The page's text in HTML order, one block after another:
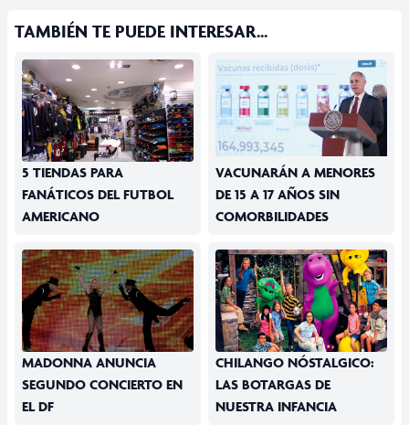
TAMBIÉN TE PUEDE INTERESAR...
5 TIENDAS PARA
FANÁTICOS DEL FUTBOL
AMERICANO
VACUNARÁN A MENORES
DE 15 A 17 AÑOS SIN
COMORBILIDADES
MADONNA ANUNCIA
SEGUNDO CONCIERTO EN
EL DF
CHILANGO NÓSTALGICO:
LAS BOTARGAS DE
NUESTRA INFANCIA